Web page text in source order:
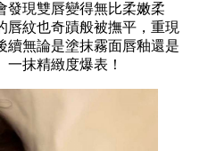
發現雙唇變得無比柔嫩柔
唇紋也奇蹟般被撫平，重現
續無論是塗抹霧面唇釉還是
抹精緻度爆表！